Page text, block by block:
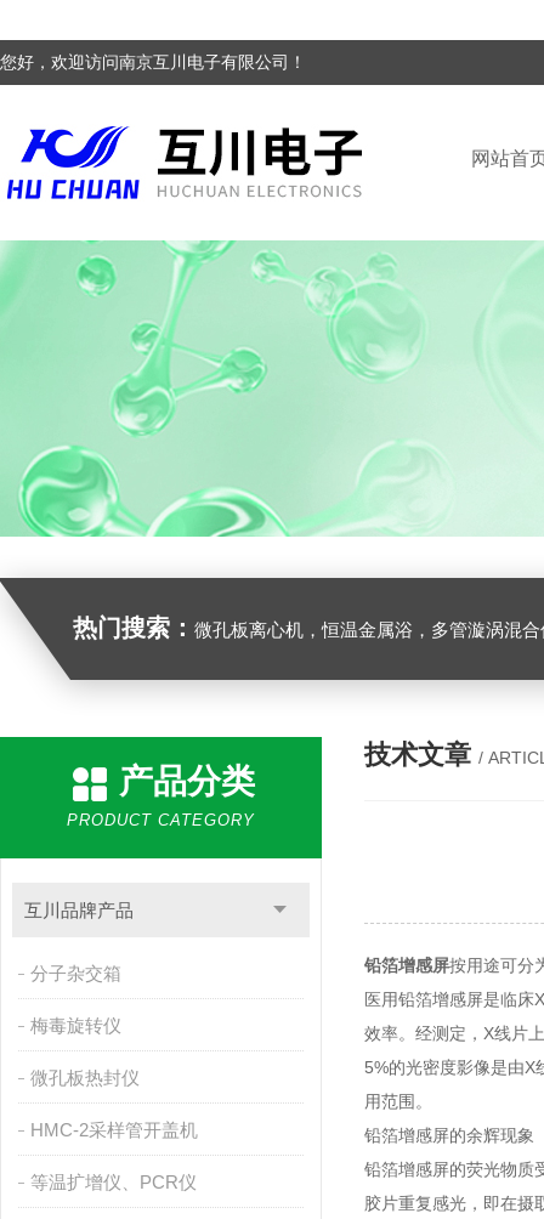
您好，欢迎访问南京互川电子有限公司！
网站首
热门搜索： 微孔板离心机，恒温金属浴，多管漩涡混合仪，梅毒旋转仪,红外线灭菌器，微孔板恒温振荡器，恒温混匀仪，水平摇床，牛奶抗生素恒
产品分类
PRODUCT CATEGORY
互川品牌产品
分子杂交箱
梅毒旋转仪
微孔板热封仪
HMC-2采样管开盖机
等温扩增仪、PCR仪
技术文章 /
铅箔增感屏按用途可分
医用铅箔增感屏是临床
效率。经测定，X线片
5%的光密度影像是由X
用范围。
铅箔增感屏的余辉现象
铅箔增感屏的荧光物质
胶片重复感光，即在摄